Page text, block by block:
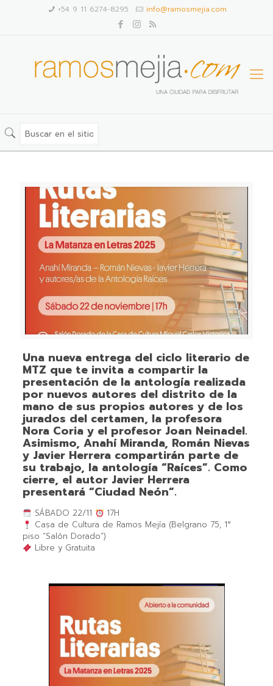
+54 9 11 6274-8295 info@ramosmejia.com
Una nueva entrega del ciclo literario de
MTZ que te invita a compartir la
presentación de la antología realizada
por nuevos autores del distrito de la
mano de sus propios autores y de los
jurados del certamen, la profesora
Nora Coria y el profesor Joan Neinadel.
Asimismo, Anahí Miranda, Román Nievas
y Javier Herrera compartirán parte de
su trabajo, la antología “Raíces”. Como
cierre, el autor Javier Herrera
presentará “Ciudad Neón”.
SÁBADO 22/11
17H
Casa de Cultura de Ramos Mejía (Belgrano 75, 1°
piso “Salón Dorado”)
Libre y Gratuita